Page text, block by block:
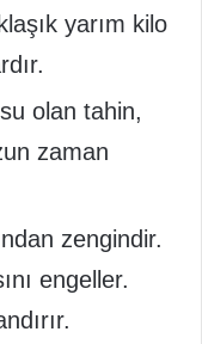
yarım kilo
olan tahin,
zaman
zengindir.
engeller.